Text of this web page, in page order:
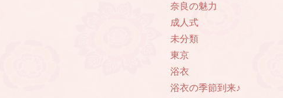
奈良の魅力
成人式
未分類
東京
浴衣
浴衣の季節到来♪